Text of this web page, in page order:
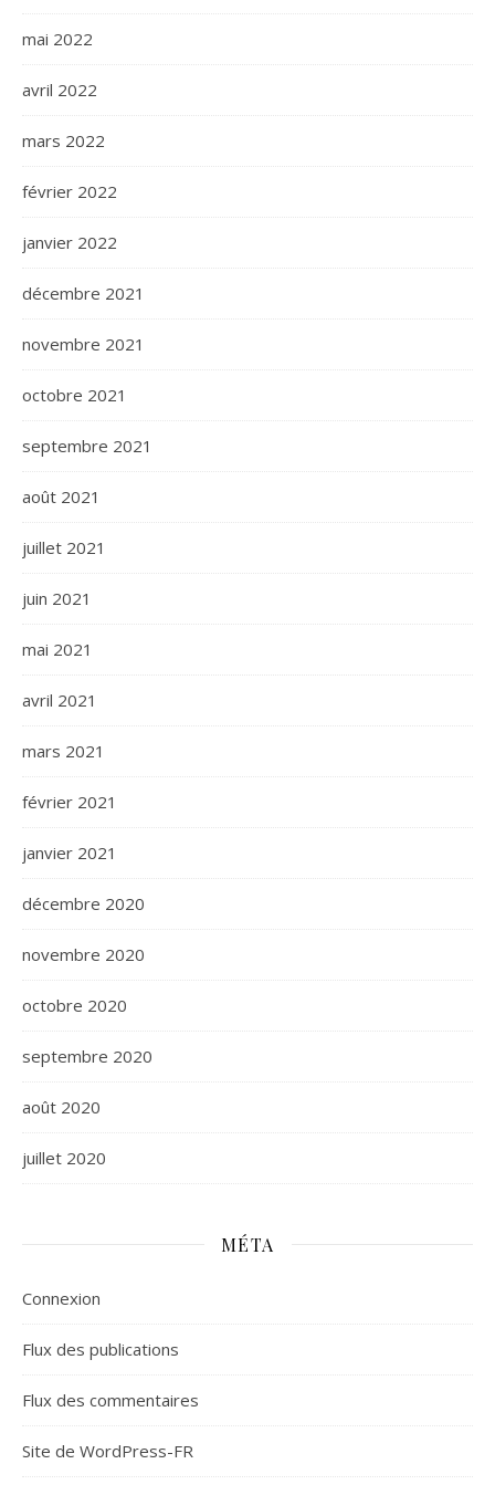
mai 2022
avril 2022
mars 2022
février 2022
janvier 2022
décembre 2021
novembre 2021
octobre 2021
septembre 2021
août 2021
juillet 2021
juin 2021
mai 2021
avril 2021
mars 2021
février 2021
janvier 2021
décembre 2020
novembre 2020
octobre 2020
septembre 2020
août 2020
juillet 2020
MÉTA
Connexion
Flux des publications
Flux des commentaires
Site de WordPress-FR